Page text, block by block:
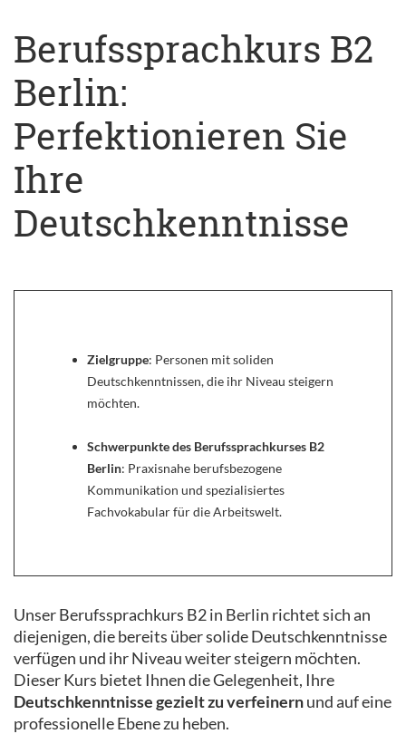
Berufssprachkurs B2
Berlin:
Perfektionieren Sie
Ihre
Deutschkenntnisse
Zielgruppe: Personen mit soliden
Deutschkenntnissen, die ihr Niveau steigern
möchten.
Schwerpunkte des Berufssprachkurses B2
Berlin: Praxisnahe berufsbezogene
Kommunikation und spezialisiertes
Fachvokabular für die Arbeitswelt.
Unser Berufssprachkurs B2 in Berlin richtet sich an
diejenigen, die bereits über solide Deutschkenntnisse
verfügen und ihr Niveau weiter steigern möchten.
Dieser Kurs bietet Ihnen die Gelegenheit, Ihre
Deutschkenntnisse gezielt zu verfeinernund auf eine
professionelle Ebene zu heben.